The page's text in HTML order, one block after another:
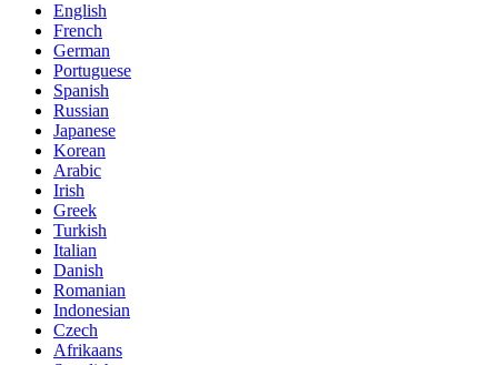
English
French
German
Portuguese
Spanish
Russian
Japanese
Korean
Arabic
Irish
Greek
Turkish
Italian
Danish
Romanian
Indonesian
Czech
Afrikaans